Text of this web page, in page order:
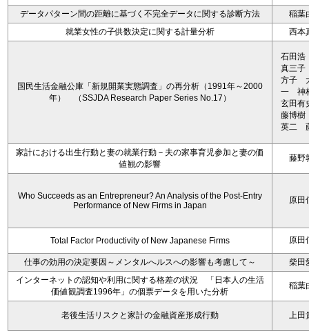
データパターン間の距離に基づく不完全データに関する診断方法
稲葉
就業女性の子供数決定に関する計量分析
西本
国民生活金融公庫「新規開業実態調査」の再分析（1991年～2000
年） （SSJDA Research Paper Series No.17）
石田
真三
方子
一 神
玄田
藤博
英二
家計における出生行動と妻の就業行動－夫の家事育児参加と妻の価
値観の影響
藤野
Who Succeeds as an Entrepreneur? An Analysis of the Post-Entry
Performance of New Firms in Japan
原田
Total Factor Productivity of New Japanese Firms 原田
仕事の効用の決定要因～メンタルへルスへの影響も考慮して～
柴田
インターネットの認知や利用に関する格差の状況 「日本人の生活
価値観調査1996年」の個票データを用いた分析
稲葉
老後生活リスクと家計の金融資産形成行動 上田